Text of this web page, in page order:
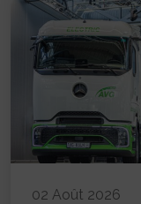
02 Août 2026